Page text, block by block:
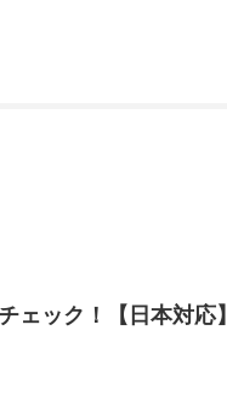
ック！【日本対応】